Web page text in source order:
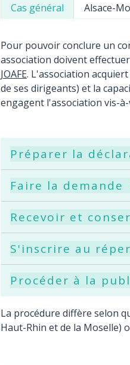
Cas général Alsace-
Pour pouvoir conclure un
association doivent
JOAFE. L'association
de ses dirigeants) et la
engagent l'association vis-
Préparer la
Faire la demande
Recevoir et
S'inscrire au
Procéder à la
La procédure diffère selon
Haut-Rhin et de la Moselle)